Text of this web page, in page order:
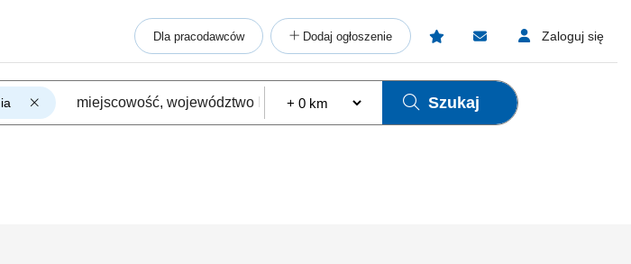
Dla pracodawców Dodaj ogłoszenie Zaloguj się
Szukaj